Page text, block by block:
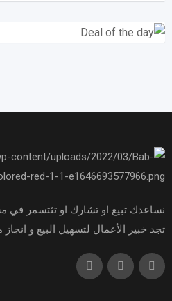
نساعدك تبيع او تشارك او تثتسمر في
تجد خبير الأعمال لتسهيل البيع و